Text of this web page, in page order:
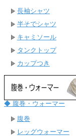
長袖シャツ
半そでシャツ
キャミソール
タンクトップ
カップつき
◆ 腹巻・ウォーマー
腹巻
レッグウォーマー